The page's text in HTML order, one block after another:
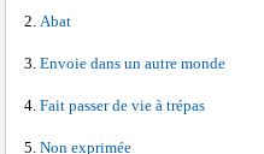
Abat
Envoie dans un autre monde
Fait passer de vie à trépas
Non exprimée